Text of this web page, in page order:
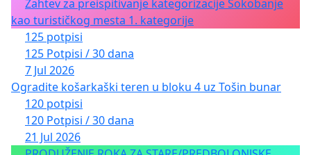
Zahtev za preispitivanje kategorizacije Sokobanje
kao turističkog mesta 1. kategorije
125 potpisi
125 Potpisi / 30 dana
7 Jul 2026
Ogradite košarkaški teren u bloku 4 uz Tošin bunar
120 potpisi
120 Potpisi / 30 dana
21 Jul 2026